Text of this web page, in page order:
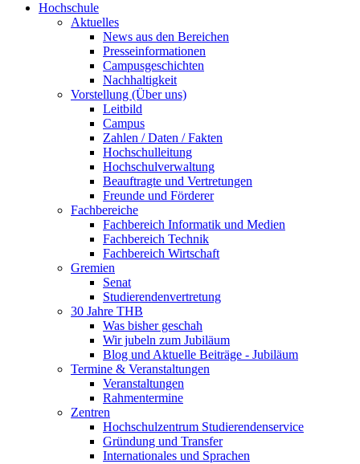
Hochschule
Aktuelles
News aus den Bereichen
Presseinformationen
Campusgeschichten
Nachhaltigkeit
Vorstellung (Über uns)
Leitbild
Campus
Zahlen / Daten / Fakten
Hochschulleitung
Hochschulverwaltung
Beauftragte und Vertretungen
Freunde und Förderer
Fachbereiche
Fachbereich Informatik und Medien
Fachbereich Technik
Fachbereich Wirtschaft
Gremien
Senat
Studierendenvertretung
30 Jahre THB
Was bisher geschah
Wir jubeln zum Jubiläum
Blog und Aktuelle Beiträge - Jubiläum
Termine & Veranstaltungen
Veranstaltungen
Rahmentermine
Zentren
Hochschulzentrum Studierendenservice
Gründung und Transfer
Internationales und Sprachen